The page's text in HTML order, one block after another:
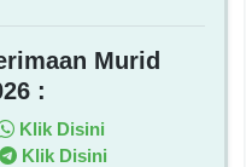
Murid
:
Klik Disini
Klik Disini